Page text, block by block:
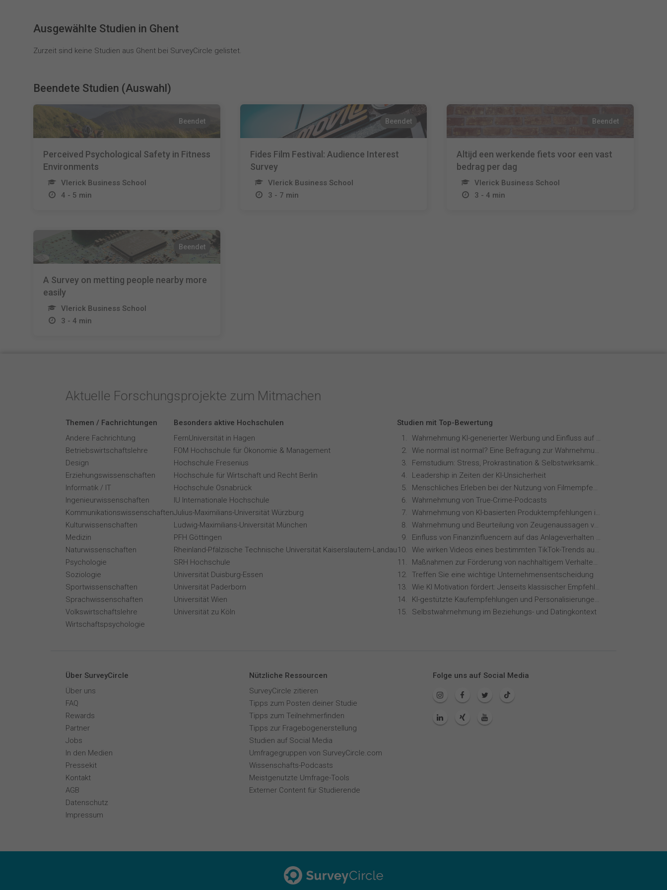
Ausgewählte Studien in Ghent
Zurzeit sind keine Studien aus Ghent bei SurveyCircle gelistet.
Beendete Studien (Auswahl)
Beendet
Perceived Psychological Safety in Fitness
Environments
Vlerick Business School
4 - 5 min
Beendet
Fides Film Festival: Audience Interest
Survey
Vlerick Business School
3 - 7 min
Beendet
Altijd een werkende fiets voor een vast
bedrag per dag
Vlerick Business School
3 - 4 min
Beendet
A Survey on metting people nearby more
easily
Vlerick Business School
3 - 4 min
Aktuelle Forschungsprojekte zum Mitmachen
Themen / Fachrichtungen
Andere Fachrichtung
Betriebswirtschaftslehre
Design
Erziehungswissenschaften
Informatik / IT
Ingenieurwissenschaften
Kommunikationswissenschaften
Kulturwissenschaften
Medizin
Naturwissenschaften
Psychologie
Soziologie
Sportwissenschaften
Sprachwissenschaften
Volkswirtschaftslehre
Wirtschaftspsychologie
Besonders aktive Hochschulen
FernUniversität in Hagen
FOM Hochschule für Ökonomie & Management
Hochschule Fresenius
Hochschule für Wirtschaft und Recht Berlin
Hochschule Osnabrück
IU Internationale Hochschule
Julius-Maximilians-Universität Würzburg
Ludwig-Maximilians-Universität München
PFH Göttingen
Rheinland-Pfälzische Technische Universität Kaiserslautern-Landau
SRH Hochschule
Universität Duisburg-Essen
Universität Paderborn
Universität Wien
Universität zu Köln
Studien mit Top-Bewertung
Wahrnehmung KI-generierter Werbung und Einfluss auf Markenvertrauen
Wie normal ist normal? Eine Befragung zur Wahrnehmung von Essverhalten
Fernstudium: Stress, Prokrastination & Selbstwirksamkeit
Leadership in Zeiten der KI-Unsicherheit
Menschliches Erleben bei der Nutzung von Filmempfehlungssystemen
Wahrnehmung von True-Crime-Podcasts
Wahrnehmung von KI-basierten Produktempfehlungen in Mode-Online-Shops
Wahrnehmung und Beurteilung von Zeugenaussagen vor Gericht
Einfluss von Finanzinfluencern auf das Anlageverhalten der Gen Z⁠
Wie wirken Videos eines bestimmten TikTok-Trends auf dich?
Maßnahmen zur Förderung von nachhaltigem Verhalten von Hotelgästen
Treffen Sie eine wichtige Unternehmensentscheidung
Wie KI Motivation fördert: Jenseits klassischer Empfehlungssysteme
KI-gestützte Kaufempfehlungen und Personalisierungen im Online-Handel
Selbstwahrnehmung im Beziehungs- und Datingkontext
Über SurveyCircle
Über uns
FAQ
Rewards
Partner
Jobs
In den Medien
Pressekit
Kontakt
AGB
Datenschutz
Impressum
Nützliche Ressourcen
SurveyCircle zitieren
Tipps zum Posten deiner Studie
Tipps zum Teilnehmerfinden
Tipps zur Fragebogenerstellung
Studien auf Social Media
Umfragegruppen von SurveyCircle.com
Wissenschafts-Podcasts
Meistgenutzte Umfrage-Tools
Externer Content für Studierende
Folge uns auf Social Media